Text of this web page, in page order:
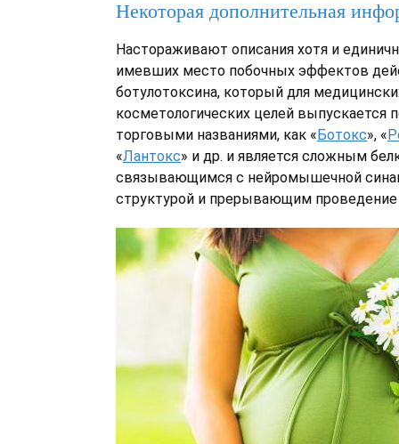
Некоторая дополнительная
Настораживают описания хотя и
имевших место побочных эффектов
ботулотоксина, который для
косметологических целей выпускается
торговыми названиями, как «Ботокс», «
«Лантокс» и др. и является сложным
связывающимся с нейромышечной
структурой и прерывающим проведение